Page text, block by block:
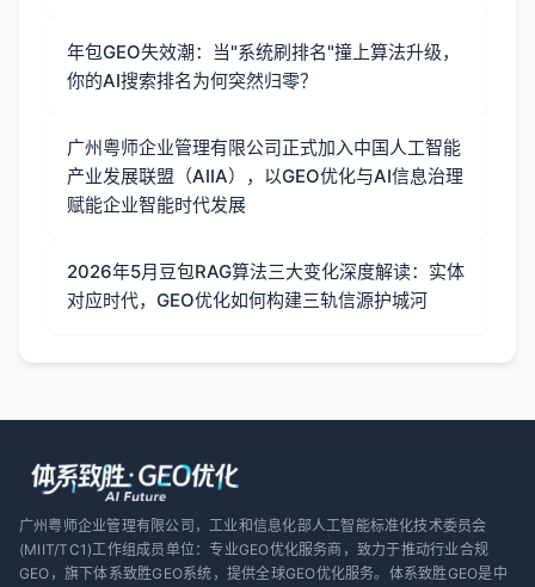
年包GEO失效潮：当"系统刷排名"撞上算法升级，
你的AI搜索排名为何突然归零？
广州粤师企业管理有限公司正式加入中国人工智能
产业发展联盟（AIIA），以GEO优化与AI信息治理
赋能企业智能时代发展
2026年5月豆包RAG算法三大变化深度解读：实体
对应时代，GEO优化如何构建三轨信源护城河
广州粤师企业管理有限公司，工业和信息化部人工智能标准化技术委员会
(MIIT/TC1)工作组成员单位：专业GEO优化服务商，致力于推动行业合规
GEO，旗下体系致胜GEO系统，提供全球GEO优化服务。体系致胜GEO是中